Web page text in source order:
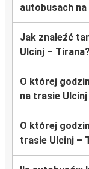
autobusach
Jak znaleźć
Ulcinj – Tirana?
O której
na trasie
O której
trasie Ulcinj –